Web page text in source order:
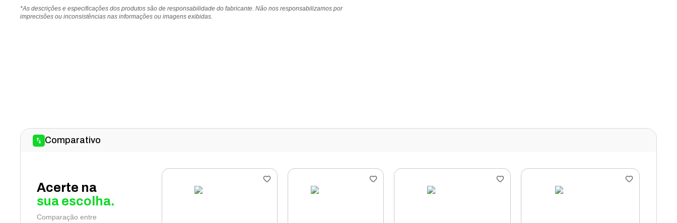
*As descrições e especificações dos produtos são de responsabilidade do fabricante. Não nos responsabilizamos por
imprecisões ou inconsistências nas informações ou imagens exibidas.
Comparativo
Acerte na
sua escolha.
Comparação entre